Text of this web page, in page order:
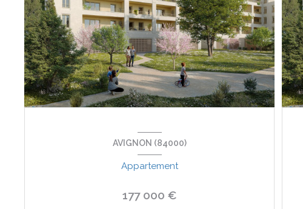
AVIGNON (84000)
Appartement
177 000 €